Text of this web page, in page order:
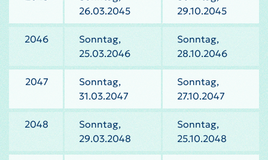
26.03.2045
29.10.2045
2046
Sonntag,
25.03.2046
Sonntag,
28.10.2046
2047
Sonntag,
31.03.2047
Sonntag,
27.10.2047
2048
Sonntag,
29.03.2048
Sonntag,
25.10.2048